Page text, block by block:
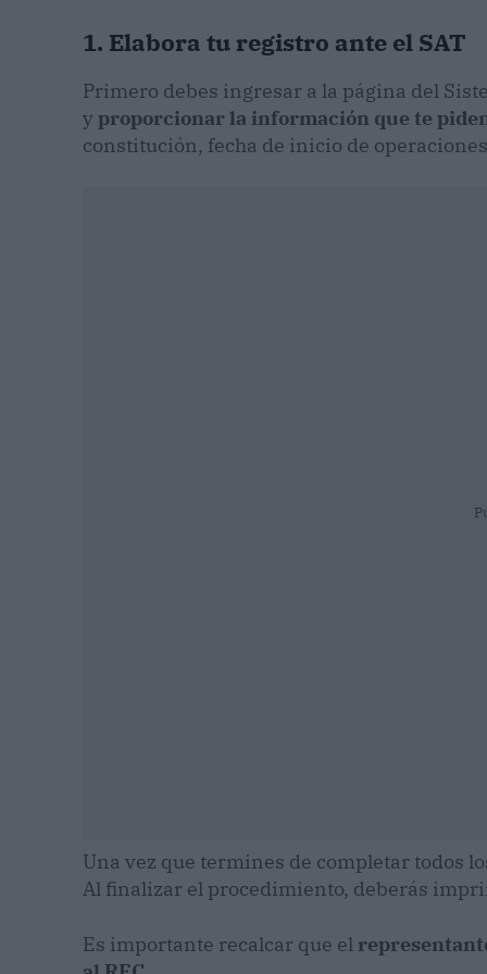
1. Elabora tu registro ante el SAT
Primero debes ingresar a la página del
yproporcionar la información que te
constitución, fecha de inicio de
Una vez que termines de completar todos
Al finalizar el procedimiento, deberás
Es importante recalcar que el